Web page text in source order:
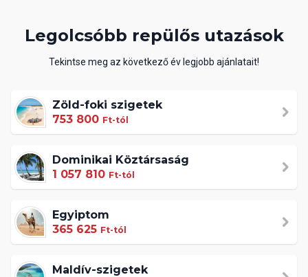
Legolcsóbb repülős utazások
Tekintse meg az következő év legjobb ajánlatait!
Zöld-foki szigetek
753 800 Ft-tól
Dominikai Köztársaság
1 057 810 Ft-tól
Egyiptom
365 625 Ft-tól
Maldív-szigetek